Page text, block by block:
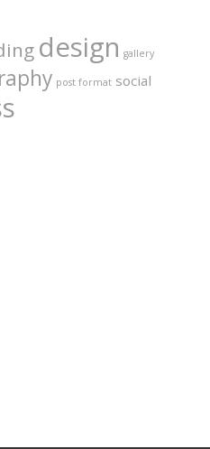
design gallery
post format social